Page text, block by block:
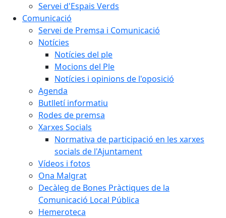
Servei d'Espais Verds
Comunicació
Servei de Premsa i Comunicació
Notícies
Notícies del ple
Mocions del Ple
Notícies i opinions de l'oposició
Agenda
Butlletí informatiu
Rodes de premsa
Xarxes Socials
Normativa de participació en les xarxes
socials de l'Ajuntament
Vídeos i fotos
Ona Malgrat
Decàleg de Bones Pràctiques de la
Comunicació Local Pública
Hemeroteca